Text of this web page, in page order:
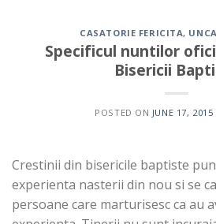
CASATORIE FERICITA,
Specificul nuntilor
Bisericii
POSTED ON JUNE 17, 2015
Crestinii din bisericile baptiste
experienta nasterii din nou si se
persoane care marturisesc ca au